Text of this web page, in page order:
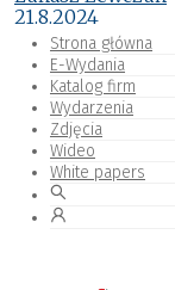
Strona główna
E-Wydania
Katalog firm
Wydarzenia
Zdjęcia
Wideo
White papers
21.8.2024